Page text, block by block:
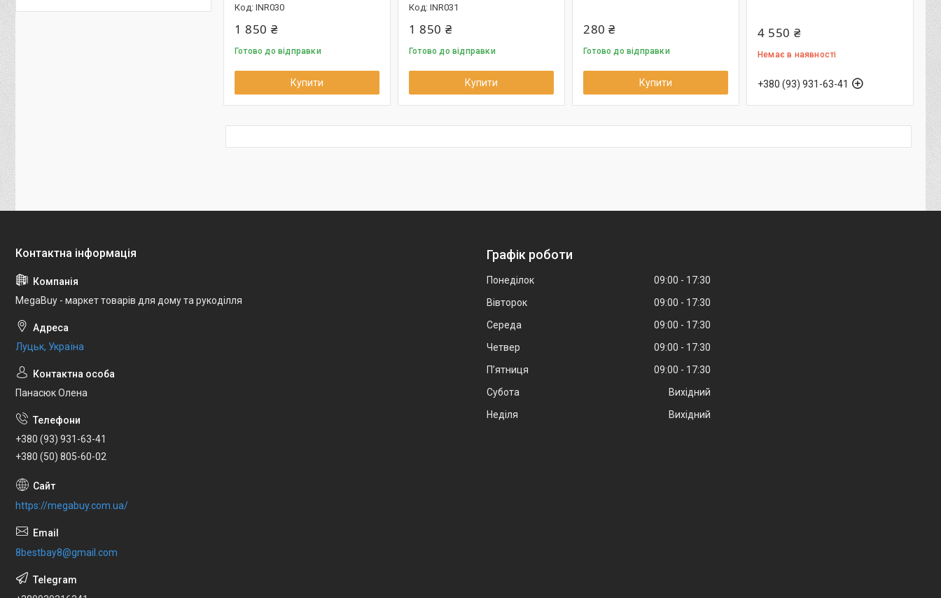
INR030
1 850 ₴
Готово до відправки
Купити
INR031
1 850 ₴
Готово до відправки
Купити
280 ₴
Готово до відправки
Купити
4 550 ₴
Немає в наявності
+380 (93) 931-63-41
MegaBuy - маркет товарів для дому та рукоділля
Луцьк, Україна
Панасюк Олена
+380 (93) 931-63-41
+380 (50) 805-60-02
https://megabuy.com.ua/
8bestbay8@gmail.com
Графік роботи
Понеділок 09:00
17:30
Вівторок
09:00
17:30
Середа
09:00
17:30
Четвер
09:00
17:30
Пʼятниця
09:00
17:30
Субота
Вихідний
Неділя
Вихідний